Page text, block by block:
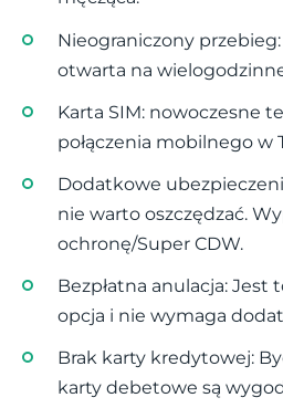
Nieograniczony przebieg:
otwarta na
Karta SIM: nowoczesne
połączenia mobilnego w
Dodatkowe
nie warto oszczędzać.
ochronę/Super CDW.
Bezpłatna anulacja: Jest
opcja i nie wymaga
Brak karty kredytowej:
karty debetowe są